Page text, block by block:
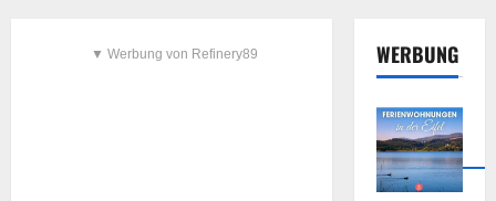
▼ Werbung von Refinery89 WERBUNG